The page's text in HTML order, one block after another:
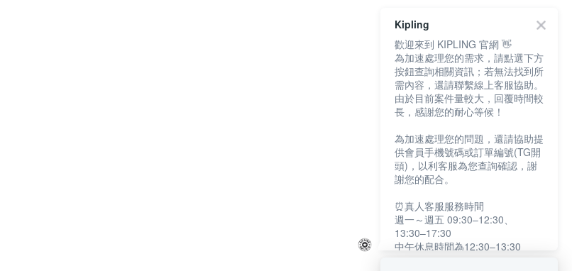
Kipling
歡迎來到 KIPLING 官網 👋
為加速處理您的需求，請點選下方
按鈕查詢相關資訊；若無法找到所
需內容，還請聯繫線上客服協助。
由於目前案件量較大，回覆時間較
長，感謝您的耐心等候！
為加速處理您的問題，還請協助提
供會員手機號碼或訂單編號(TG開
頭)，以利客服為您查詢確認，謝
謝您的配合。
⏰真人客服服務時間
週一～週五 09:30–12:30、
13:30–17:30
中午休息時間為12:30–13:30